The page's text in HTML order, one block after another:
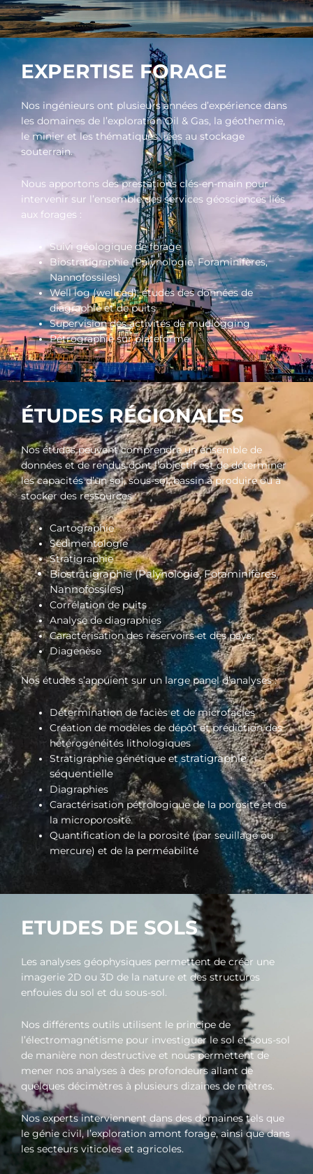
EXPERTISE FORAGE
Nos ingénieurs ont plusieurs années d’expérience dans
les domaines de l’exploration Oil & Gas, la géothermie,
le minier et les thématiques liées au stockage
souterrain.
Nous apportons des prestations clés-en-main pour
intervenir sur l’ensemble des services géosciences liés
aux forages :
Suivi géologique de forage
Biostratigraphie (Palynologie, Foraminifères,
Nannofossiles)
Well log (wellcad), études des données de
diagraphie et de puits
Supervision des activités de mudlogging
Pétrographie sur plateforme
ÉTUDES RÉGIONALES
Nos études peuvent comprendre un ensemble de
données et de rendus dont l’objectif est de déterminer
les capacités d’un sol, sous-sol, bassin à produire ou à
stocker des ressources :
Cartographie
Sédimentologie
Stratigraphie
Biostratigraphie (Palynologie, Foraminifères,
Nannofossiles)
Corrélation de puits
Analyse de diagraphies
Caractérisation des réservoirs et des pays,
Diagenèse
Nos études s’appuient sur un large panel d’analyses :
Détermination de faciès et de microfaciès
Création de modèles de dépôt et prédiction des
hétérogénéités lithologiques
Stratigraphie génétique et stratigraphie
séquentielle
Diagraphies
Caractérisation pétrologique de la porosité et de
la microporosité
Quantification de la porosité (par seuillage ou
mercure) et de la perméabilité
ETUDES DE SOLS
Les analyses géophysiques permettent de créer une
imagerie 2D ou 3D de la nature et des structures
enfouies du sol et du sous-sol.
Nos différents outils utilisent le principe de
l’électromagnétisme pour investiguer le sol et sous-sol
de manière non destructive et nous permettent de
mener nos analyses à des profondeurs allant de
quelques décimètres à plusieurs dizaines de mètres.
Nos experts interviennent dans des domaines tels que
le génie civil, l’exploration amont forage, ainsi que dans
les secteurs viticoles et agricoles.